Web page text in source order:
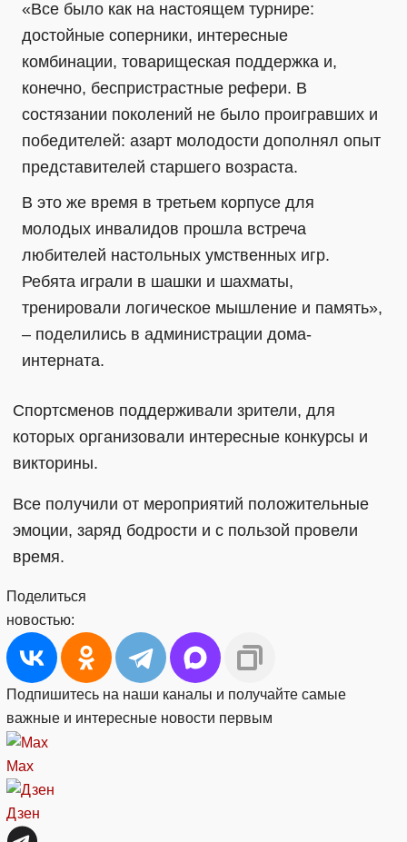
«Все было как на настоящем турнире:
достойные соперники, интересные
комбинации, товарищеская поддержка и,
конечно, беспристрастные рефери. В
состязании поколений не было проигравших и
победителей: азарт молодости дополнял опыт
представителей старшего возраста.
В это же время в третьем корпусе для
молодых инвалидов прошла встреча
любителей настольных умственных игр.
Ребята играли в шашки и шахматы,
тренировали логическое мышление и память»,
– поделились в администрации дома-
интерната.
Спортсменов поддерживали зрители, для
которых организовали интересные конкурсы и
викторины.
Все получили от мероприятий положительные
эмоции, заряд бодрости и с пользой провели
время.
Поделиться
новостью:
Подпишитесь на наши каналы и получайте самые
важные и интересные новости первым
Max
Дзен